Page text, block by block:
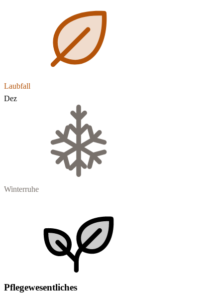
Laubfall
Dez
Winterruhe
Pflegewesentliches